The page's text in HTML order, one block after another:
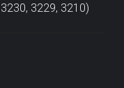
3229, 3210)